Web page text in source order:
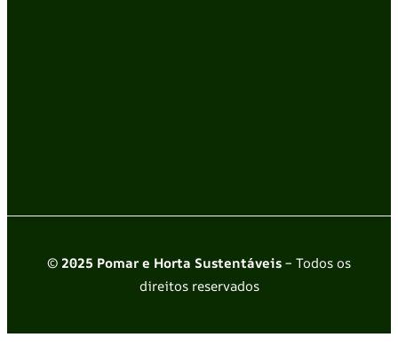
© 2025 Pomar e Horta Sustentáveis– Todos os
direitos reservados